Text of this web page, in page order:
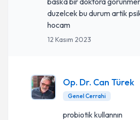
duzelcek bu durum artik
hocam
12 Kasım 2023
Op. Dr. Can Türek
Genel Cerrahi
probiotik kullannın